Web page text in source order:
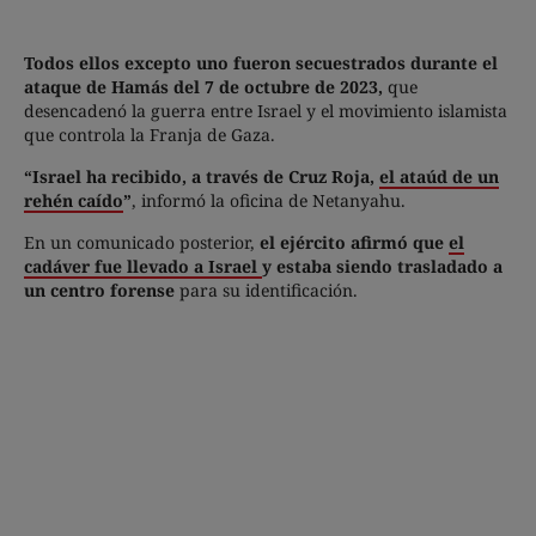
Todos ellos excepto uno fueron secuestrados durante el
ataque de Hamás del 7 de octubre de 2023, que
desencadenó la guerra entre Israel y el movimiento islamista
que controla la Franja de Gaza.
“Israel ha recibido, a través de Cruz Roja, el ataúd de un
rehén caído”, informó la oficina de Netanyahu.
En un comunicado posterior, el ejército afirmó que el
cadáver fue llevado a Israel y estaba siendo trasladado a
un centro forense para su identificación.